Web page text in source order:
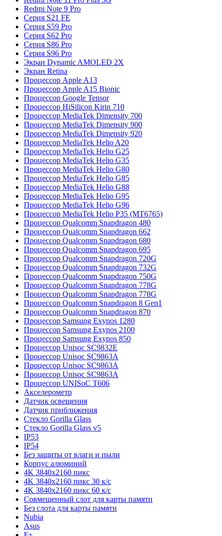
Redmi Note 9 Pro
Серия S21 FE
Серия S59 Pro
Серия S62 Pro
Серия S86 Pro
Серия S96 Pro
Экран Dynamic AMOLED 2X
Экран Retina
Процессор Apple A13
Процессор Apple A15 Bionic
Процессор Google Tensor
Процессор HiSilicon Kirin 710
Процессор MediaTek Dimensity 700
Процессор MediaTek Dimensity 900
Процессор MediaTek Dimensity 920
Процессор MediaTek Helio A20
Процессор MediaTek Helio G25
Процессор MediaTek Helio G35
Процессор MediaTek Helio G80
Процессор MediaTek Helio G85
Процессор MediaTek Helio G88
Процессор MediaTek Helio G95
Процессор MediaTek Helio G96
Процессор MediaTek Helio P35 (MT6765)
Процессор Qualcomm Snapdragon 480
Процессор Qualcomm Snapdragon 662
Процессор Qualcomm Snapdragon 680
Процессор Qualcomm Snapdragon 695
Процессор Qualcomm Snapdragon 720G
Процессор Qualcomm Snapdragon 732G
Процессор Qualcomm Snapdragon 750G
Процессор Qualcomm Snapdragon 778G
Процессор Qualcomm Snapdragon 778G
Процессор Qualcomm Snapdragon 8 Gen1
Процессор Qualcomm Snapdragon 870
Процессор Samsung Exynos 1280
Процессор Samsung Exynos 2100
Процессор Samsung Exynos 850
Процессор Unisoc SC9832E
Процессор Unisoc SC9863A
Процессор Unisoc SC9863A
Процессор Unisoc SC9863A
Процессор UNISoC T606
Акселерометр
Датчик освещения
Датчик приближения
Стекло Gorilla Glass
Стекло Gorilla Glass v5
IP53
IP54
Без защиты от влаги и пыли
Корпус алюминий
4K 3840x2160 пикс
4K 3840x2160 пикс 30 к/с
4K 3840x2160 пикс 60 к/с
Совмещенный слот для карты памяти
Без слота для карты памяти
Nubia
Asus